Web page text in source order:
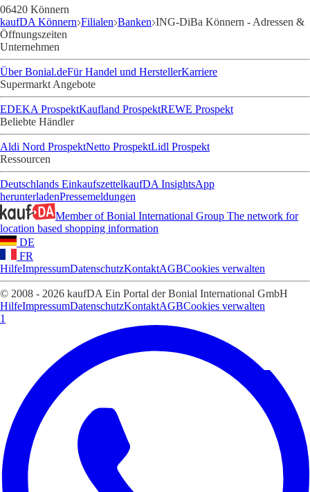
06420 Könnern
kaufDA Könnern Filialen Banken ING-DiBa Könnern - Adressen &
Öffnungszeiten
Unternehmen
Über Bonial.deFür Handel und HerstellerKarriere
Supermarkt Angebote
EDEKA ProspektKaufland ProspektREWE Prospekt
Beliebte Händler
Aldi Nord ProspektNetto ProspektLidl Prospekt
Ressourcen
Deutschlands EinkaufszettelkaufDA InsightsApp
herunterladenPressemeldungen
Member of Bonial International Group The network for
location based shopping information
DE
FR
HilfeImpressumDatenschutzKontaktAGBCookies verwalten
© 2008 - 2026 kaufDA Ein Portal der Bonial International GmbH
HilfeImpressumDatenschutzKontaktAGBCookies verwalten
1